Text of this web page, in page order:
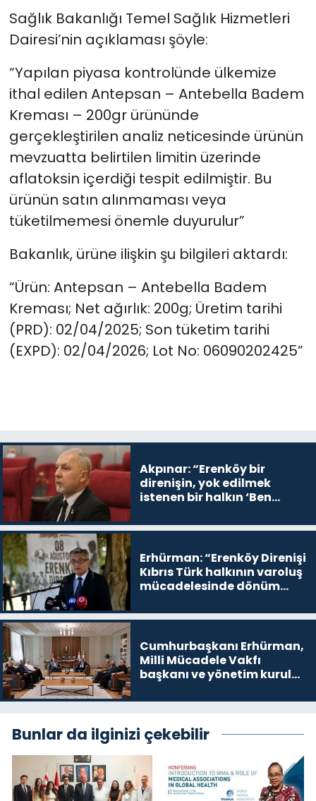
Sağlık Bakanlığı Temel Sağlık Hizmetleri
Dairesi’nin açıklaması şöyle:
“Yapılan piyasa kontrolünde ülkemize
ithal edilen Antepsan – Antebella Badem
Kreması – 200gr ürününde
gerçekleştirilen analiz neticesinde ürünün
mevzuatta belirtilen limitin üzerinde
aflatoksin içerdiği tespit edilmiştir. Bu
ürünün satın alınmaması veya
tüketilmemesi önemle duyurulur”
Bakanlık, ürüne ilişkin şu bilgileri aktardı:
“Ürün: Antepsan – Antebella Badem
Kreması; Net ağırlık: 200g; Üretim tarihi
(PRD): 02/04/2025; Son tüketim tarihi
(EXPD): 02/04/2026; Lot No: 06090202425”
Akpınar: “Erenköy bir
direnişin, yok edilmek
istenen bir halkın ‘Ben
devam edeceğim’ dediği
Erhürman: “Erenköy Direnişi
Kıbrıs Türk halkının varoluş
mücadelesinde dönüm
Cumhurbaşkanı Erhürman,
Milli Mücadele Vakfı
başkanı ve yönetim kurulu
Bunlar da ilginizi çekebilir
TÜRKiYE
Video Galeri
YAŞAM
Yazarlar